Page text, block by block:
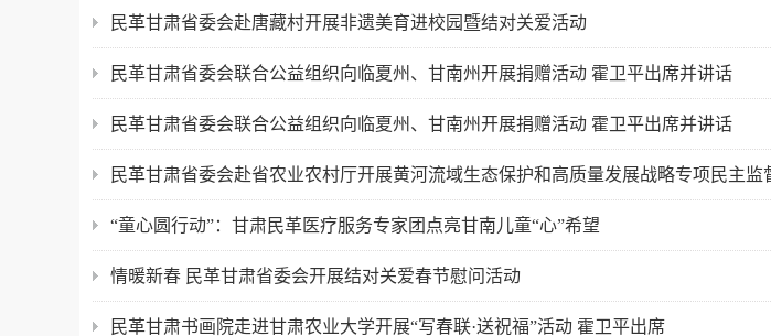
民革甘肃省委会赴唐藏村开展非遗美育进校园暨结对关爱活动
民革甘肃省委会联合公益组织向临夏州、甘南州开展捐赠活动 霍卫平出席并讲话
民革甘肃省委会联合公益组织向临夏州、甘南州开展捐赠活动 霍卫平出席并讲话
民革甘肃省委会赴省农业农村厅开展黄河流域生态保护和高质量发展战略专项民主监
“童心圆行动”：甘肃民革医疗服务专家团点亮甘南儿童“心”希望
情暖新春 民革甘肃省委会开展结对关爱春节慰问活动
民革甘肃书画院走进甘肃农业大学开展“写春联·送祝福”活动 霍卫平出席